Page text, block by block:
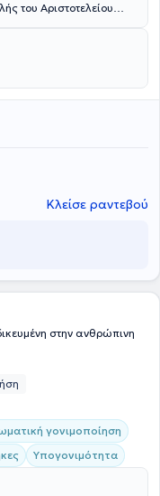
του Αριστοτελείου
Νοσοκομεία του
καθώς και
τελευταίας
που πραγματοποίησε
νέα μέθοδο ανώδυνης
(εξωσωματική σε
Κλείσε ραντεβού
στην ανθρώπινη
γονιμοποίηση
Υπογονιμότητα